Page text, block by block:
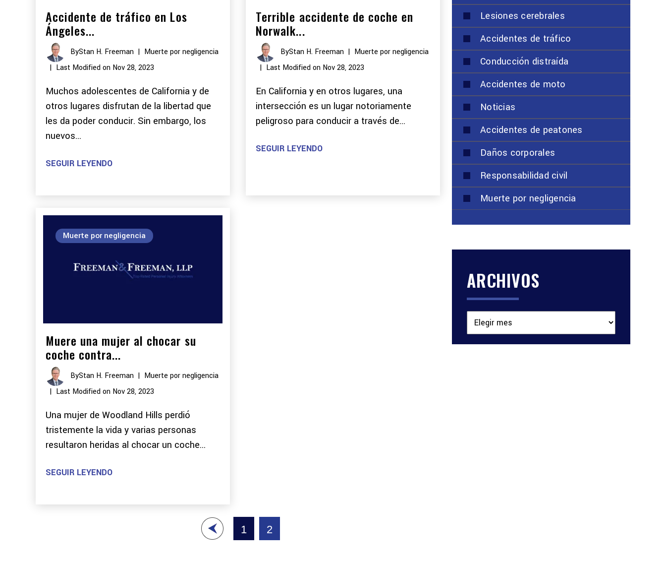
Accidente de tráfico en Los
Ángeles...
ByStan H. Freeman | Muerte por negligencia
| Last Modified on Nov 28, 2023
Muchos adolescentes de California y de
otros lugares disfrutan de la libertad que
les da poder conducir. Sin embargo, los
nuevos...
SEGUIR LEYENDO
Terrible accidente de coche en
Norwalk...
ByStan H. Freeman | Muerte por negligencia
| Last Modified on Nov 28, 2023
En California y en otros lugares, una
intersección es un lugar notoriamente
peligroso para conducir a través de...
SEGUIR LEYENDO
Muere una mujer al chocar su
coche contra...
ByStan H. Freeman | Muerte por negligencia
| Last Modified on Nov 28, 2023
Una mujer de Woodland Hills perdió
tristemente la vida y varias personas
resultaron heridas al chocar un coche...
Muerte por negligencia
SEGUIR LEYENDO
1 2
Lesiones cerebrales
Accidentes de tráfico
Conducción distraída
Accidentes de moto
Noticias
Accidentes de peatones
Daños corporales
Responsabilidad civil
Muerte por negligencia
ARCHIVOS